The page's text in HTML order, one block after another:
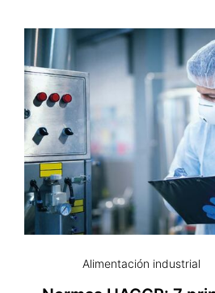
Alimentación industrial